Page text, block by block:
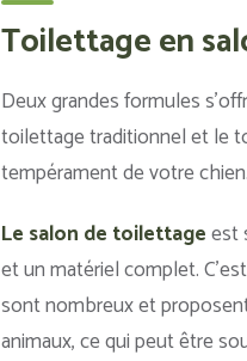
Toilettage en
Deux grandes formules
toilettage traditionnel et le
tempérament de votre chien.
Le salon de toilettageest
et un matériel complet.
sont nombreux et
animaux, ce qui peut être